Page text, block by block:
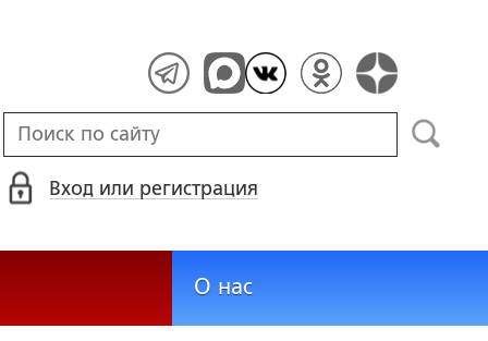
Вход или регистрация
О нас